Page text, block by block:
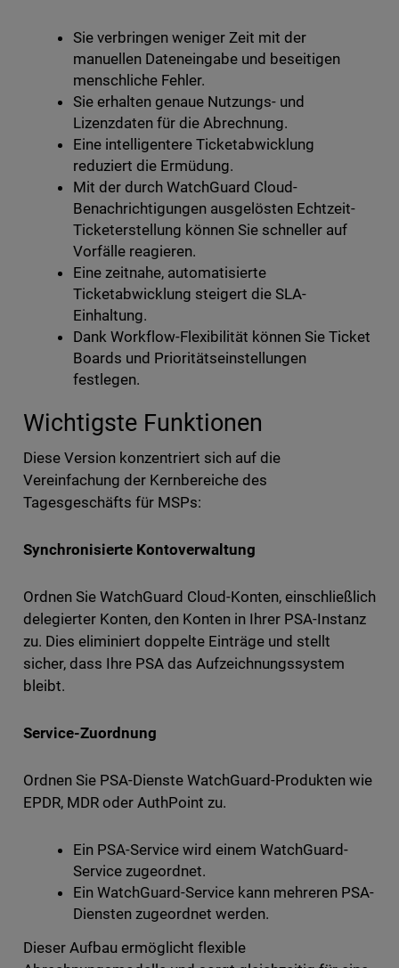
Sie verbringen weniger Zeit mit der
manuellen Dateneingabe und beseitigen
menschliche Fehler.
Sie erhalten genaue Nutzungs- und
Lizenzdaten für die Abrechnung.
Eine intelligentere Ticketabwicklung
reduziert die Ermüdung.
Mit der durch WatchGuard Cloud-
Benachrichtigungen ausgelösten Echtzeit-
Ticketerstellung können Sie schneller auf
Vorfälle reagieren.
Eine zeitnahe, automatisierte
Ticketabwicklung steigert die SLA-
Einhaltung.
Dank Workflow-Flexibilität können Sie Ticket
Boards und Prioritätseinstellungen
festlegen.
Wichtigste Funktionen
Diese Version konzentriert sich auf die
Vereinfachung der Kernbereiche des
Tagesgeschäfts für MSPs:
Synchronisierte Kontoverwaltung
Ordnen Sie WatchGuard Cloud-Konten, einschließlich
delegierter Konten, den Konten in Ihrer PSA-Instanz
zu. Dies eliminiert doppelte Einträge und stellt
sicher, dass Ihre PSA das Aufzeichnungssystem
bleibt.
Service-Zuordnung
Ordnen Sie PSA-Dienste WatchGuard-Produkten wie
EPDR, MDR oder AuthPoint zu.
Ein PSA-Service wird einem WatchGuard-
Service zugeordnet.
Ein WatchGuard-Service kann mehreren PSA-
Diensten zugeordnet werden.
Dieser Aufbau ermöglicht flexible